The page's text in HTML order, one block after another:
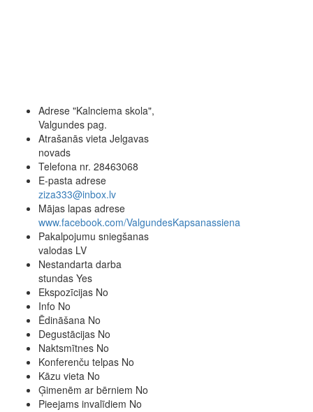
Adrese "Kalnciema skola",
Valgundes pag.
Atrašanās vieta Jelgavas
novads
Telefona nr. 28463068
E-pasta adrese
ziza333@inbox.lv
Mājas lapas adrese
www.facebook.com/ValgundesKapsanassiena
Pakalpojumu sniegšanas
valodas LV
Nestandarta darba
stundas Yes
Ekspozīcijas No
Info No
Ēdināšana No
Degustācijas No
Naktsmītnes No
Konferenču telpas No
Kāzu vieta No
Ģimenēm ar bērniem No
Pieejams invalīdiem No